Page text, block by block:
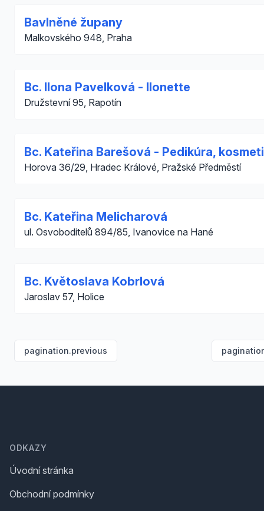
Bavlněné župany
Malkovského 948, Praha
Bc. Ilona Pavelková - Ilonette
Družstevní 95, Rapotín
Bc. Kateřina Barešová - Pedikúra,
Horova 36/29, Hradec Králové, Pražské Předměstí
Bc. Kateřina Melicharová
ul. Osvoboditelů 894/85, Ivanovice na Hané
Bc. Květoslava Kobrlová
Jaroslav 57, Holice
pagination.previous
ODKAZY
Úvodní stránka
Obchodní podmínky